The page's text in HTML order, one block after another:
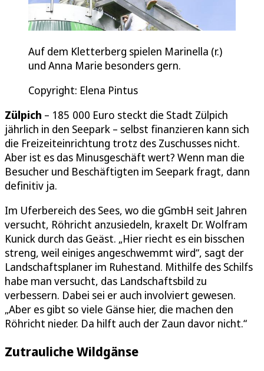
Auf dem Kletterberg spielen Marinella (r.)
und Anna Marie besonders gern.
Copyright: Elena Pintus
Zülpich – 185 000 Euro steckt die Stadt Zülpich
jährlich in den Seepark – selbst finanzieren kann sich
die Freizeiteinrichtung trotz des Zuschusses nicht.
Aber ist es das Minusgeschäft wert? Wenn man die
Besucher und Beschäftigten im Seepark fragt, dann
definitiv ja.
Im Uferbereich des Sees, wo die gGmbH seit Jahren
versucht, Röhricht anzusiedeln, kraxelt Dr. Wolfram
Kunick durch das Geäst. „Hier riecht es ein bisschen
streng, weil einiges angeschwemmt wird“, sagt der
Landschaftsplaner im Ruhestand. Mithilfe des Schilfs
habe man versucht, das Landschaftsbild zu
verbessern. Dabei sei er auch involviert gewesen.
„Aber es gibt so viele Gänse hier, die machen den
Röhricht nieder. Da hilft auch der Zaun davor nicht.“
Zutrauliche Wildgänse